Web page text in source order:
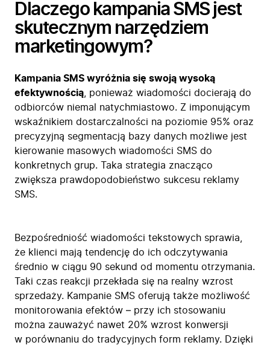
Dlaczego kampania SMS jest
skutecznym narzędziem
marketingowym?
Kampania SMS wyróżnia się swoją wysoką
efektywnością , ponieważ wiadomości docierają do
odbiorców niemal natychmiastowo. Z imponującym
wskaźnikiem dostarczalności na poziomie 95% oraz
precyzyjną segmentacją bazy danych możliwe jest
kierowanie masowych wiadomości SMS do
konkretnych grup. Taka strategia znacząco
zwiększa prawdopodobieństwo sukcesu reklamy
SMS.
Bezpośredniość wiadomości tekstowych sprawia,
że klienci mają tendencję do ich odczytywania
średnio w ciągu 90 sekund od momentu otrzymania.
Taki czas reakcji przekłada się na realny wzrost
sprzedaży. Kampanie SMS oferują także możliwość
monitorowania efektów – przy ich stosowaniu
można zauważyć nawet 20% wzrost konwersji
w porównaniu do tradycyjnych form reklamy. Dzięki